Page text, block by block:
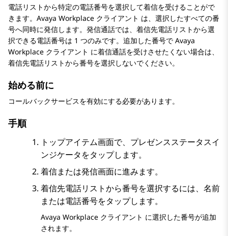
電話リストから特定の電話番号を選択して着信を受けることがで
きます。 Avaya Workplace クライアント は、選択したすべての番
号へ同時に発信します。発信通話では、着信先電話リストから選
択できる電話番号は 1 つのみです。追加した番号で Avaya
Workplace クライアント に着信通話を受けさせたくない場合は、
着信先電話リストから番号を選択しないでください。
始める前に
コールバックサービスを有効にする必要があります。
手順
トップアイテム画面で、プレゼンスステータスイ
ンジケータをタップします。
着信または発信画面に進みます。
着信先電話リストから番号を選択するには、名前
または電話番号をタップします。
Avaya Workplace クライアント に選択した番号が追加
されます。